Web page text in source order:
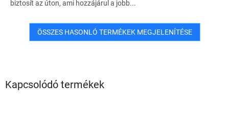
Kapcsolódó termékek
biztosít az úton, ami hozzájárul a jobb...
ÖSSZES HASONLÓ TERMÉKEK MEGJELENÍTÉSE